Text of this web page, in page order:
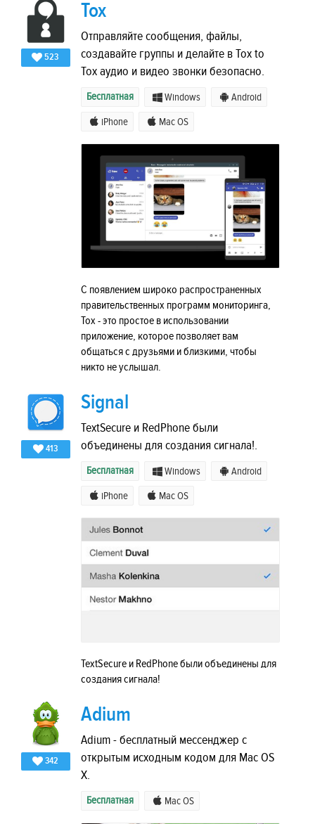
523
Tox
Отправляйте сообщения, файлы,
создавайте группы и делайте в Tox to
Tox аудио и видео звонки безопасно.
Бесплатная Windows Android
iPhone Mac OS
С появлением широко распространенных
правительственных программ мониторинга,
Tox - это простое в использовании
приложение, которое позволяет вам
общаться с друзьями и близкими, чтобы
никто не услышал.
413
Signal
TextSecure и RedPhone были
объединены для создания сигнала!.
Бесплатная Windows Android
iPhone Mac OS
TextSecure и RedPhone были объединены для
создания сигнала!
342
Adium
Adium - бесплатный мессенджер с
открытым исходным кодом для Mac OS
X.
Бесплатная Mac OS